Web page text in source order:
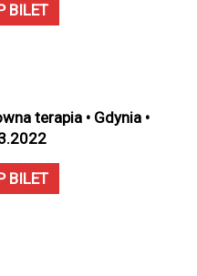
BILET
terapia • Gdynia •
BILET